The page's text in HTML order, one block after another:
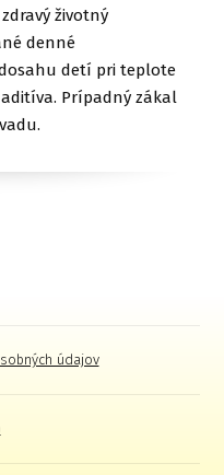
životný
denné
detí pri teplote
aditíva. Prípadný zákal
údajov